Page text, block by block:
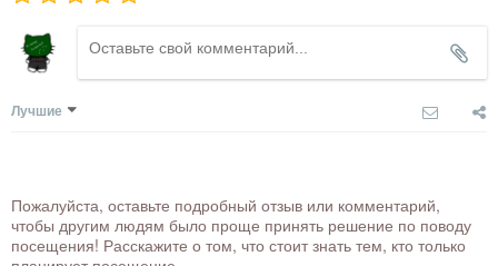
Лучшие
Пожалуйста, оставьте подробный отзыв или комментарий,
чтобы другим людям было проще принять решение по поводу
посещения! Расскажите о том, что стоит знать тем, кто только